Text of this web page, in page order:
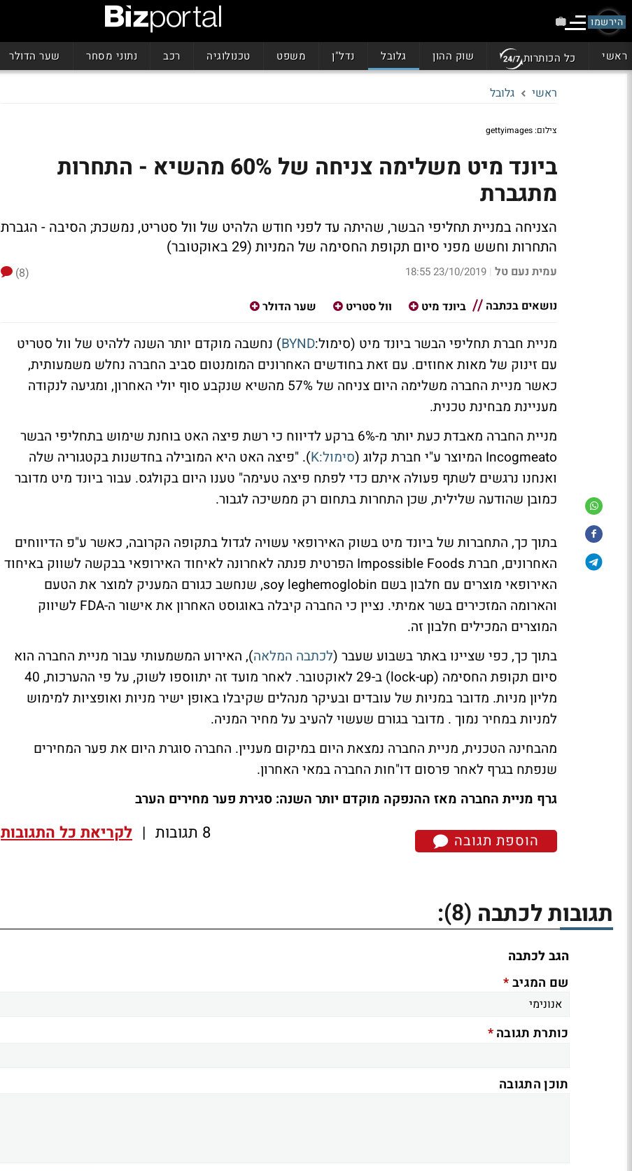
הירשמו
ראשי כל הכותרות שוק ההון גלובל נדל"ן משפט טכנולוגיה רכב נתוני מסחר שער הדולר
ראשי גלובל
צילום: gettyimages
ביונד מיט משלימה צניחה של 60% מהשיא - התחרות
מתגברת
הצניחה במניית תחליפי הבשר, שהיתה עד לפני חודש הלהיט של וול סטריט, נמשכת; הסיבה - הגברת
התחרות וחשש מפני סיום תקופת החסימה של המניות (29 באוקטובר)
עמית נעם טל |
23/10/2019 18:55
(8)
נושאים בכתבה
ביונד מיט וול סטריט שער הדולר
מניית חברת תחליפי הבשר ביונד מיט (סימול:BYND) נחשבה מוקדם יותר השנה ללהיט של וול סטריט
עם זינוק של מאות אחוזים. עם זאת בחודשים האחרונים המומנטום סביב החברה נחלש משמעותית,
כאשר מניית החברה משלימה היום צניחה של 57% מהשיא שנקבע סוף יולי האחרון, ומגיעה לנקודה
מעניינת מבחינת טכנית.
מניית החברה מאבדת כעת יותר מ-6% ברקע לדיווח כי רשת פיצה האט בוחנת שימוש בתחליפי הבשר
Incogmeato המיוצר ע"י חברת קלוג (סימול:K). "פיצה האט היא המובילה בחדשנות בקטגוריה שלה
ואנחנו נרגשים לשתף פעולה איתם כדי לפתח פיצה טעימה" טענו היום בקולגס. עבור ביונד מיט מדובר
כמובן שהודעה שלילית, שכן התחרות בתחום רק ממשיכה לגבור.
בתוך כך, התחברות של ביונד מיט בשוק האירופאי עשויה לגדול בתקופה הקרובה, כאשר ע"פ הדיווחים
האחרונים, חברת Impossible Foods הפרטית פנתה לאחרונה לאיחוד האירופאי בבקשה לשווק באיחוד
האירופאי מוצרים עם חלבון בשם soy leghemoglobin, שנחשב כגורם המעניק למוצר את הטעם
והארומה המזכירים בשר אמיתי. נציין כי החברה קיבלה באוגוסט האחרון את אישור ה-FDA לשיווק
המוצרים המכילים חלבון זה.
בתוך כך, כפי שציינו באתר בשבוע שעבר (לכתבה המלאה), האירוע המשמעותי עבור מניית החברה הוא
סיום תקופת החסימה (lock-up)
ב-29 לאוקטובר. לאחר מועד זה יתווספו לשוק, על פי ההערכות, 40
מליון מניות. מדובר במניות של עובדים ובעיקר מנהלים שקיבלו באופן ישיר מניות ואופציות למימוש
למניות במחיר נמוך . מדובר בגורם שעשוי להעיב על מחיר המניה.
מהבחינה הטכנית, מניית החברה נמצאת היום במיקום מעניין. החברה סוגרת היום את פער המחירים
שנפתח בגרף לאחר פרסום דו"חות החברה במאי האחרון.
גרף מניית החברה מאז ההנפקה מוקדם יותר השנה: סגירת פער מחירים הערב
הוספת תגובה 8 תגובות | לקריאת כל התגובות
תגובות לכתבה (8)
:
הגב לכתבה
שם המגיב*
כותרת תגובה*
תוכן התגובה